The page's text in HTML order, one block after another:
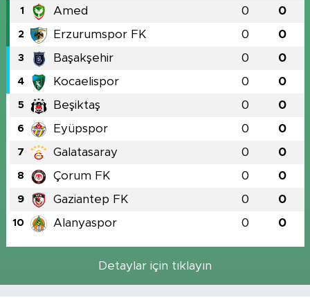
1 Amed 0 0
2 Erzurumspor FK 0 0
3 Başakşehir 0 0
4 Kocaelispor 0 0
5 Beşiktaş 0 0
6 Eyüpspor 0 0
7 Galatasaray 0 0
8 Çorum FK 0 0
9 Gaziantep FK 0 0
10 Alanyaspor 0 0
Detaylar için tıklayın